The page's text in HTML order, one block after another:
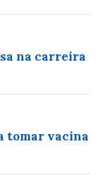
na carreira
tomar vacina